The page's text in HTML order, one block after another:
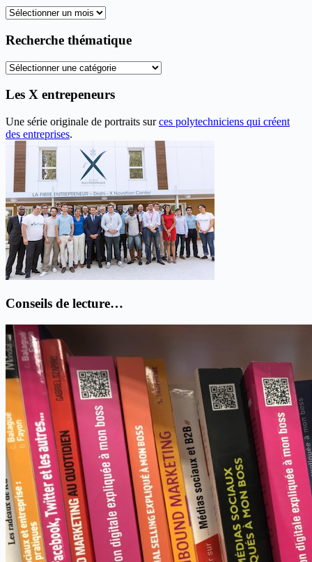
Tous
anciens
Recherche thématique
Recherche
Les X entrepeneurs
Une série originale de portraits surces polytechniciens qui créent
des entreprises.
Conseils de lecture…